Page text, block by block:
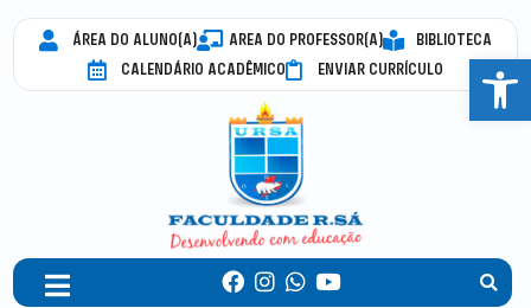
ÁREA DO ALUNO(A) AREA DO PROFESSOR(A)
BIBLIOTECA
CALENDÁRIO ACADÊMICO
ENVIAR CURRÍCULO Abrir